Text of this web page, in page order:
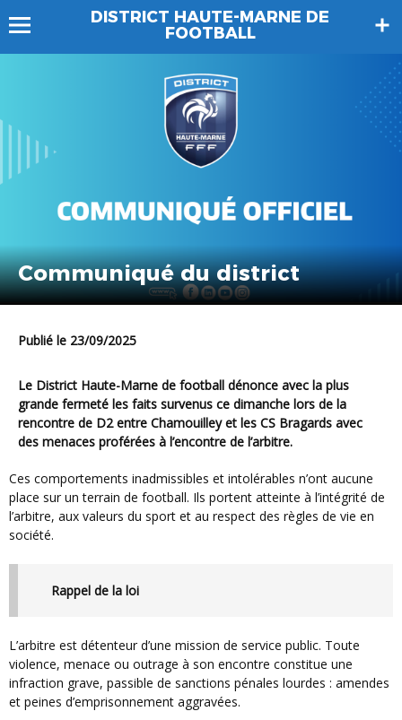
DISTRICT HAUTE-MARNE DE
FOOTBALL
Communiqué du district
Publié le 23/09/2025
Le District Haute-Marne de football dénonce avec la plus
grande fermeté les faits survenus ce dimanche lors de la
rencontre de D2 entre Chamouilley et les CS Bragards avec
des menaces proférées à l’encontre de l’arbitre.
Ces comportements inadmissibles et intolérables n’ont aucune
place sur un terrain de football. Ils portent atteinte à l’intégrité de
l’arbitre, aux valeurs du sport et au respect des règles de vie en
société.
Rappel de la loi
L’arbitre est détenteur d’une mission de service public. Toute
violence, menace ou outrage à son encontre constitue une
infraction grave, passible de sanctions pénales lourdes : amendes
et peines d’emprisonnement aggravées.